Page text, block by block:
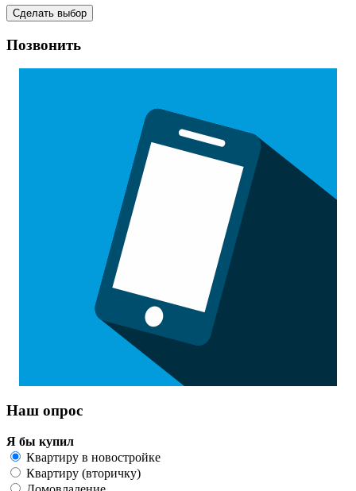
Позвонить
Наш опрос
Я бы купил
Квартиру в новостройке
Квартиру (вторичку)